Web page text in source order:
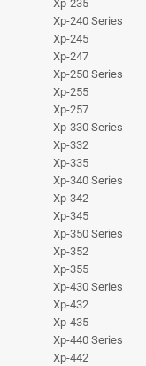
Xp-235
Xp-240 Series
Xp-245
Xp-247
Xp-250 Series
Xp-255
Xp-257
Xp-330 Series
Xp-332
Xp-335
Xp-340 Series
Xp-342
Xp-345
Xp-350 Series
Xp-352
Xp-355
Xp-430 Series
Xp-432
Xp-435
Xp-440 Series
Xp-442